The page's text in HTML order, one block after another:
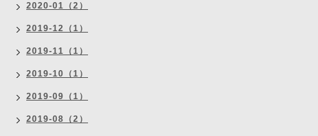
2020-01（2）
2019-12（1）
2019-11（1）
2019-10（1）
2019-09（1）
2019-08（2）